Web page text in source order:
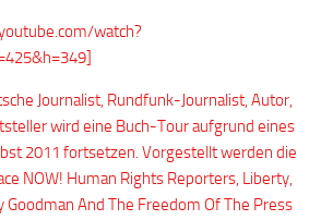
watch?
Journalist, Rundfunk-Journalist, Autor,
wird eine Buch-Tour aufgrund eines
2011 fortsetzen. Vorgestellt werden die
NOW! Human Rights Reporters, Liberty,
Goodman And The Freedom Of The Press